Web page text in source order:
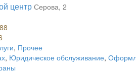
центр Серова, 2
, Прочее
, Юридическое обслуживание,